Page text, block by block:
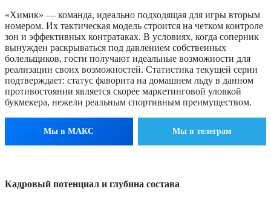
«Химик» — команда, идеально подходящая для игры вторым
номером. Их тактическая модель строится на четком контроле
зон и эффективных контратаках. В условиях, когда соперник
вынужден раскрываться под давлением собственных
болельщиков, гости получают идеальные возможности для
реализации своих возможностей. Статистика текущей серии
подтверждает: статус фаворита на домашнем льду в данном
противостоянии является скорее маркетинговой уловкой
букмекера, нежели реальным спортивным преимуществом.
Мы в МАКС Мы в телеграм
Кадровый потенциал и глубина состава